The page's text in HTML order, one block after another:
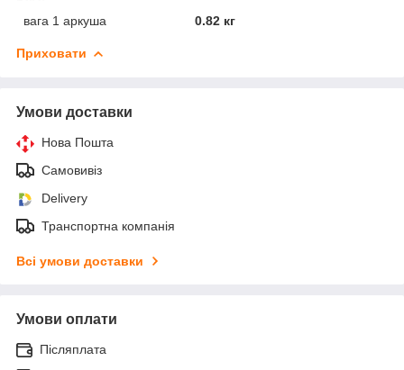
вага 1 аркуша
0.82 кг
Приховати
Умови доставки
Нова Пошта
Самовивіз
Delivery
Транспортна компанія
Всі умови доставки
Умови оплати
Післяплата